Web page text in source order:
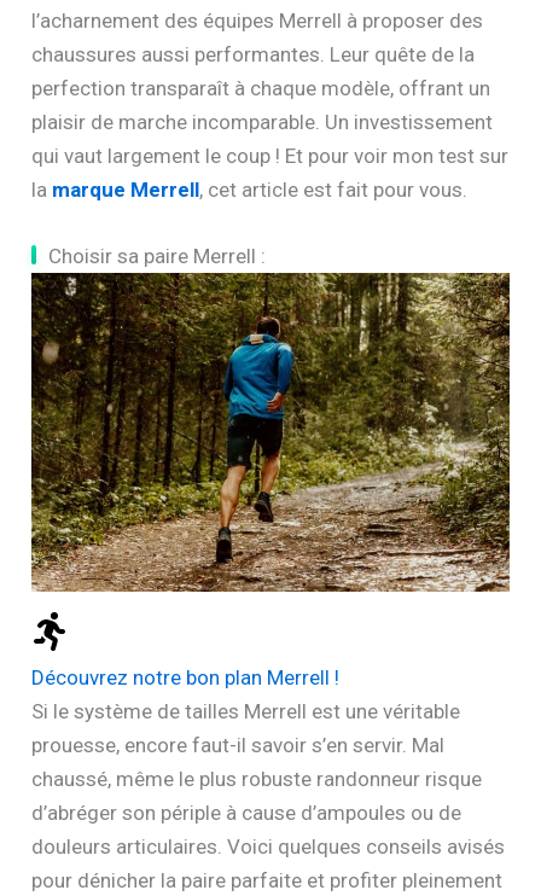
l’acharnement des équipes Merrell à proposer des
chaussures aussi performantes. Leur quête de la
perfection transparaît à chaque modèle, offrant un
plaisir de marche incomparable. Un investissement
qui vaut largement le coup ! Et pour voir mon test sur
la marque Merrell, cet article est fait pour vous.
Choisir sa paire Merrell :
Découvrez notre bon plan Merrell !
Si le système de tailles Merrell est une véritable
prouesse, encore faut-il savoir s’en servir. Mal
chaussé, même le plus robuste randonneur risque
d’abréger son périple à cause d’ampoules ou de
douleurs articulaires. Voici quelques conseils avisés
pour dénicher la paire parfaite et profiter pleinement